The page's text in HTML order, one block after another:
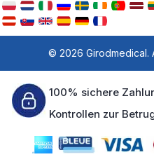
© 2026 Girodmedical.
100% sichere
Kontrollen zur